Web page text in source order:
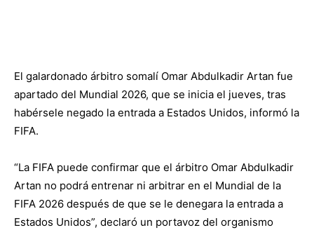
El galardonado árbitro somalí Omar Abdulkadir Artan fue
apartado del Mundial 2026, que se inicia el jueves, tras
habérsele negado la entrada a Estados Unidos, informó la
FIFA.
“La FIFA puede confirmar que el árbitro Omar Abdulkadir
Artan no podrá entrenar ni arbitrar en el Mundial de la
FIFA 2026 después de que se le denegara la entrada a
Estados Unidos”, declaró un portavoz del organismo